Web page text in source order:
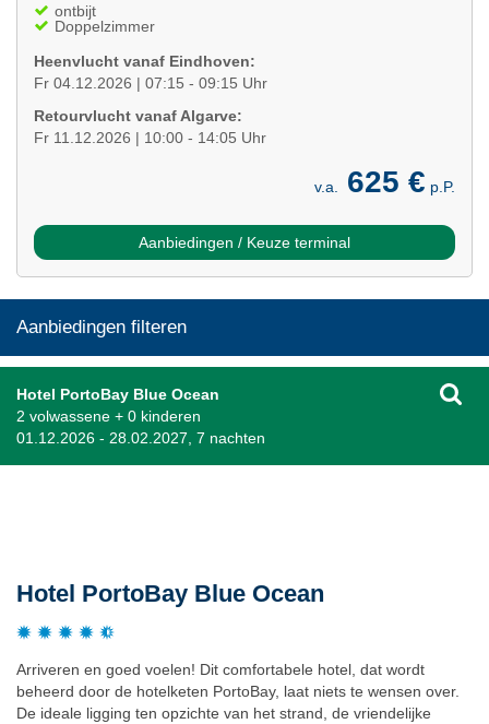
ontbijt
Doppelzimmer
Heenvlucht vanaf Eindhoven:
Fr 04.12.2026 | 07:15 - 09:15 Uhr
Retourvlucht vanaf Algarve:
Fr 11.12.2026 | 10:00 - 14:05 Uhr
v.a. 625 € p.P.
Aanbiedingen / Keuze terminal
Aanbiedingen filteren
Hotel PortoBay Blue Ocean
2 volwassene + 0 kinderen
01.12.2026 - 28.02.2027, 7 nachten
Hotel PortoBay Blue Ocean
Arriveren en goed voelen! Dit comfortabele hotel, dat wordt
beheerd door de hotelketen PortoBay, laat niets te wensen over.
De ideale ligging ten opzichte van het strand, de vriendelijke